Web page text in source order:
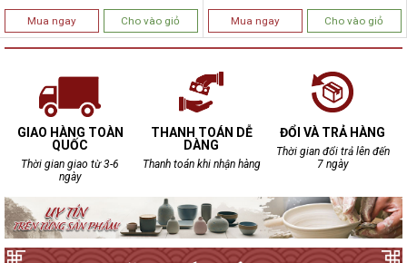
Mua ngay Cho vào giỏ Mua ngay Cho vào giỏ
GIAO HÀNG TOÀN
QUỐC
Thời gian giao từ 3-6
ngày
THANH TOÁN DỄ
DÀNG
Thanh toán khi nhận hàng
ĐỔI VÀ TRẢ HÀNG
Thời gian đổi trả lên đến
7 ngày